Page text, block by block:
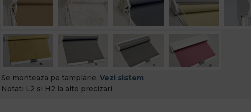
Se monteaza pe tamplarie. Vezi sistem
Notati L2 si H2 la alte precizari